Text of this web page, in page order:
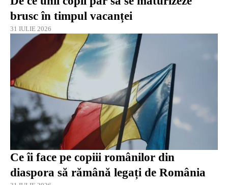
brusc în timpul vacanței
31 IULIE 2026
Ce îi face pe copiii românilor din
diaspora să rămână legați de România